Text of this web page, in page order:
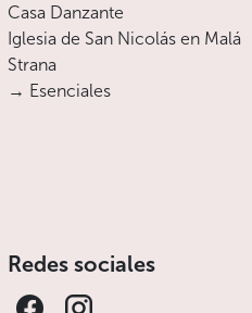
Casa Danzante
Iglesia de San Nicolás en Malá
Strana
→ Esenciales
Redes sociales